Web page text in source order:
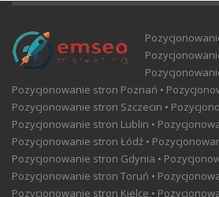
Pozycjonowanie stron Poznań •
Pozycjonowanie stron Szczecin •
Pozycjonowanie stron Lublin •
Pozycjonowanie stron Łódź •
Pozycjonowanie stron Gdynia •
Pozycjonowanie stron Toruń •
Pozycjonowanie stron Kielce •